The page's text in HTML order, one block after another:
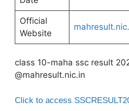
Official
Website
class 10-maha ssc result
@mahresult.nic.in
Click to access